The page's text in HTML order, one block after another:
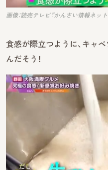
画像：読売テレビ『かんさい情報ネット
食感が際立つように、キャ
んだそう！